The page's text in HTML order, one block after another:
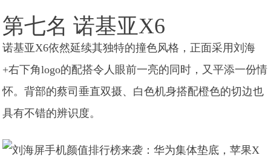
第七名 诺基亚X6
诺基亚X6依然延续其独特的撞色风格，正面采用刘海
+右下角logo的配搭令人眼前一亮的同时，又平添一份情
怀。背部的蔡司垂直双摄、白色机身搭配橙色的切边也
具有不错的辨识度。